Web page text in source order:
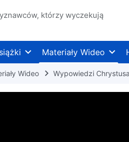
którzy wyczekują
Materiały Wideo
Wideo Wypowiedzi